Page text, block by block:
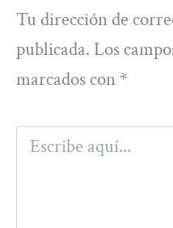
Tu dirección de
publicada. Los
marcados con *
aquí...